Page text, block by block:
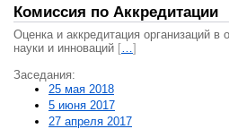
Комиссия по Аккредитации
Оценка и аккредитация организаций в
науки и инноваций […]
Заседания:
25 мая 2018
5 июня 2017
27 апреля 2017